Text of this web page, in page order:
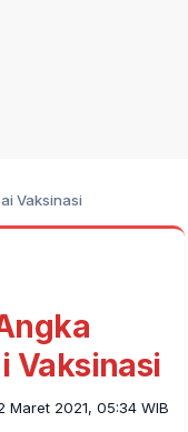
Vaksinasi
Vaksinasi
Maret 2021, 05:34 WIB